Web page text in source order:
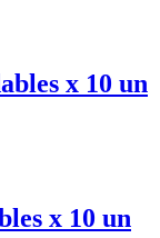
x 10 un
x 10 un